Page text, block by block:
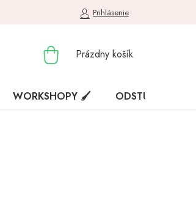
Prihlásenie
NÁKUPNÝ
Prázdny košík
WORKSHOPY 🖌️ ODSTÚPENIE